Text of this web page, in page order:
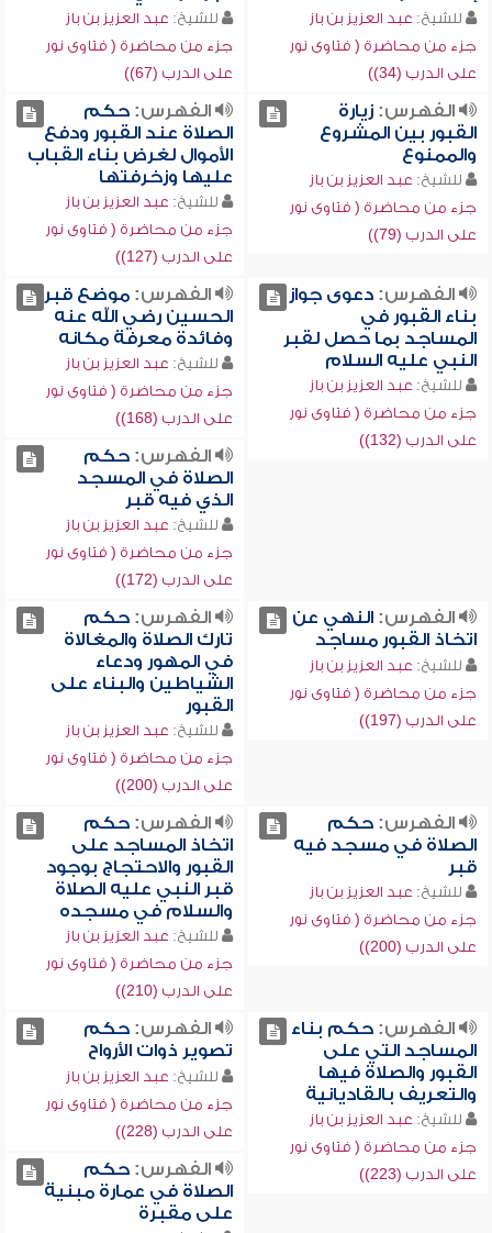
للشيخ: عبد العزيز بن باز
جزء من محاضرة ( فتاوى نور
على الدرب (34))
للشيخ: عبد العزيز بن باز
جزء من محاضرة ( فتاوى نور
على الدرب (67))
الفهرس:زيارة
القبور بين المشروع
والممنوع
للشيخ: عبد العزيز بن باز
جزء من محاضرة ( فتاوى نور
على الدرب (79))
الفهرس:حكم
الصلاة عند القبور ودفع
الأموال لغرض بناء القباب
عليها وزخرفتها
للشيخ: عبد العزيز بن باز
جزء من محاضرة ( فتاوى نور
على الدرب (127))
الفهرس:دعوى جواز
بناء القبور في
المساجد بما حصل لقبر
النبي عليه السلام
للشيخ: عبد العزيز بن باز
جزء من محاضرة ( فتاوى نور
على الدرب (132))
الفهرس:موضع قبر
الحسين رضي الله عنه
وفائدة معرفة مكانه
للشيخ: عبد العزيز بن باز
جزء من محاضرة ( فتاوى نور
على الدرب (168))
الفهرس:حكم
الصلاة في المسجد
الذي فيه قبر
للشيخ: عبد العزيز بن باز
جزء من محاضرة ( فتاوى نور
على الدرب (172))
الفهرس:النهي عن
اتخاذ القبور مساجد
للشيخ: عبد العزيز بن باز
جزء من محاضرة ( فتاوى نور
على الدرب (197))
الفهرس:حكم
تارك الصلاة والمغالاة
في المهور ودعاء
الشياطين والبناء على
القبور
للشيخ: عبد العزيز بن باز
جزء من محاضرة ( فتاوى نور
على الدرب (200))
الفهرس:حكم
الصلاة في مسجد فيه
قبر
للشيخ: عبد العزيز بن باز
جزء من محاضرة ( فتاوى نور
على الدرب (200))
الفهرس:حكم
اتخاذ المساجد على
القبور والاحتجاج بوجود
قبر النبي عليه الصلاة
والسلام في مسجده
للشيخ: عبد العزيز بن باز
جزء من محاضرة ( فتاوى نور
على الدرب (210))
الفهرس:حكم بناء
المساجد التي على
القبور والصلاة فيها
والتعريف بالقاديانية
للشيخ: عبد العزيز بن باز
جزء من محاضرة ( فتاوى نور
على الدرب (223))
الفهرس:حكم
تصوير ذوات الأرواح
للشيخ: عبد العزيز بن باز
جزء من محاضرة ( فتاوى نور
على الدرب (228))
الفهرس:حكم
الصلاة في عمارة مبنية
على مقبرة